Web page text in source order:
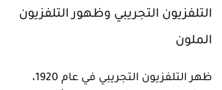
التلفزيون التجريبي وظهور التلفزيون
الملون
ظهر التلفزيون التجريبي في عام 1920،